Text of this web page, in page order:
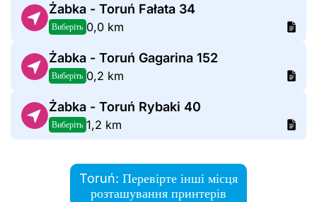
Żabka - Toruń Fałata 34
Виберіть 0,0 km
Żabka - Toruń Gagarina 152
Виберіть 0,2 km
Żabka - Toruń Rybaki 40
Виберіть 1,2 km
Toruń: Перевірте інші місця
розташування принтерів